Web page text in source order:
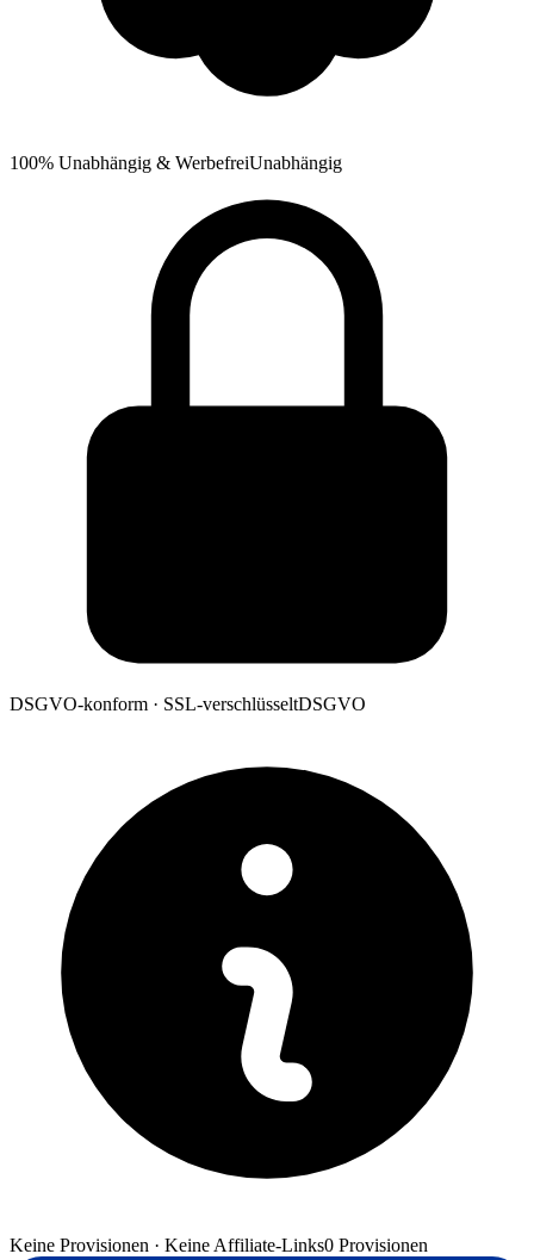
100% Unabhängig & WerbefreiUnabhängig
DSGVO-konform · SSL-verschlüsseltDSGVO
Keine Provisionen · Keine Affiliate-Links0 Provisionen